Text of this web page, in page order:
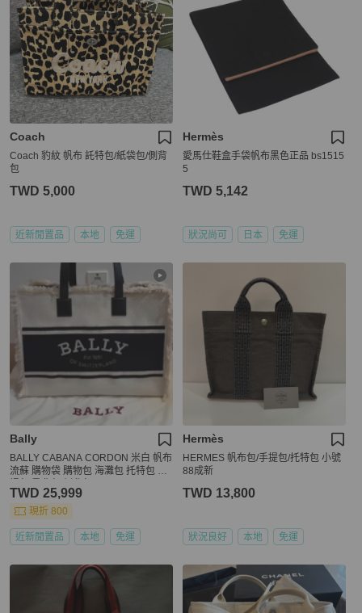
Coach
Coach 豹紋 帆布 託特包/紙袋包/側背
包
TWD 5,000
近新閒置品 本地 免運
Hermès
愛馬仕鞋盒手袋帆布黑色正品 bs1515
5
TWD 5,142
狀況尚可 日本 免運
Bally
BALLY CABANA CORDON 米白 帆布
流蘇 購物袋 購物包 海灘包 托特包 手
TWD 25,999
現折 800
近新閒置品 本地 免運
Hermès
HERMES 帆布包/手提包/托特包 小號
88成新
TWD 13,800
狀況良好 本地 免運